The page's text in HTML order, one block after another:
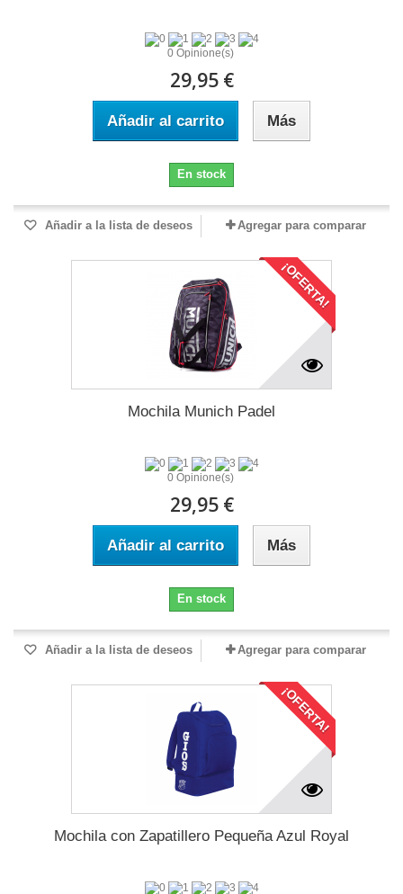
0 Opinione(s)
29,95 €
Añadir al carrito Más
En stock
Añadir a la lista de deseos Agregar para comparar
¡OFERTA!
Mochila Munich Padel
0 Opinione(s)
29,95 €
Añadir al carrito Más
En stock
Añadir a la lista de deseos Agregar para comparar
¡OFERTA!
Mochila con Zapatillero Pequeña Azul Royal